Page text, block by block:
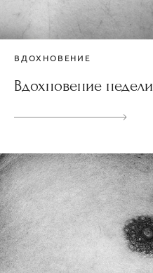
ВДОХНОВЕНИЕ
Вдохновение недели